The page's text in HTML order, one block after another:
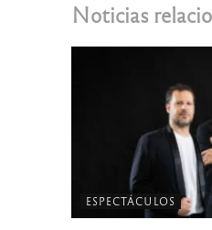
Noticias
ESPECTÁCULOS